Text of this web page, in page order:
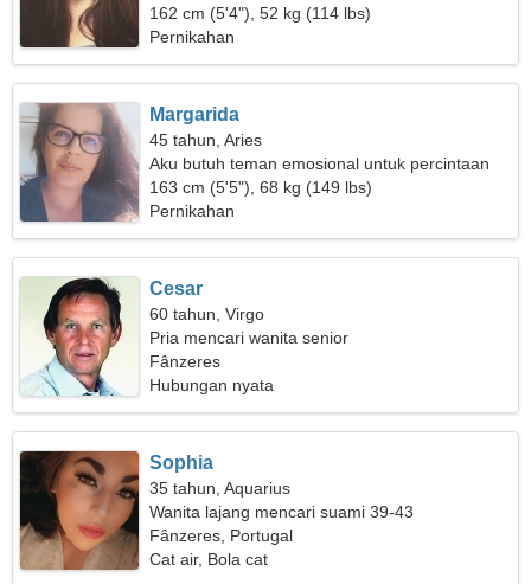
162 cm (5'4"), 52 kg (114 lbs)
Pernikahan
Margarida
45 tahun, Aries
Aku butuh teman emosional untuk percintaan
163 cm (5'5"), 68 kg (149 lbs)
Pernikahan
Cesar
60 tahun, Virgo
Pria mencari wanita senior
Fânzeres
Hubungan nyata
Sophia
35 tahun, Aquarius
Wanita lajang mencari suami 39-43
Fânzeres, Portugal
Cat air, Bola cat